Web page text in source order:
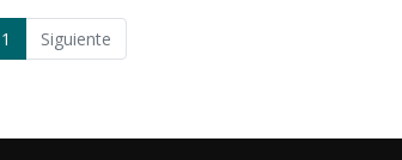
1 Siguiente